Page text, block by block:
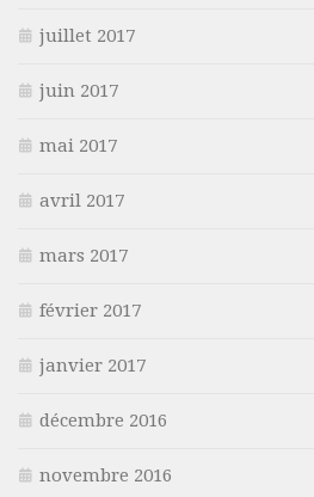
juillet 2017
juin 2017
mai 2017
avril 2017
mars 2017
février 2017
janvier 2017
décembre 2016
novembre 2016